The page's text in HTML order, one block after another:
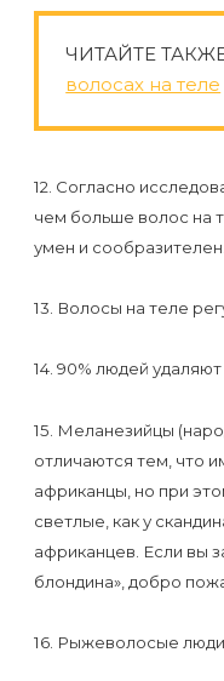
Эпиляция
или
ЧИТАЙТЕ
волосах на теле
12. Согласно
чем больше волос на
умен и сообразителен.
13. Волосы на теле
14. 90% людей
15. Меланезийцы
отличаются тем, что
африканцы, но при
светлые, как у
африканцев. Если вы
блондина», добро
16. Рыжеволосые люди